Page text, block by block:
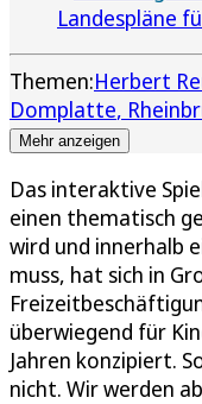
Landespläne
Themen:Herbert
Domplatte
Mehr anzeigen
Das interaktive
einen thematisch
wird und innerhalb
muss, hat sich in
überwiegend für
Jahren konzipiert.
nicht. Wir werden